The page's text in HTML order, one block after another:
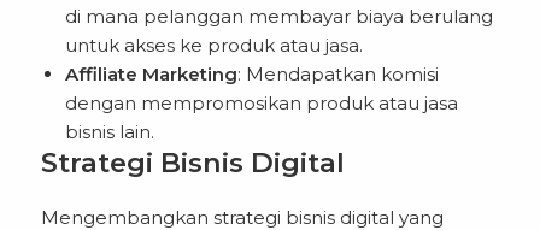
di mana pelanggan membayar biaya berulang
untuk akses ke produk atau jasa.
Affiliate Marketing: Mendapatkan komisi
dengan mempromosikan produk atau jasa
bisnis lain.
Strategi Bisnis Digital
Mengembangkan strategi bisnis digital yang